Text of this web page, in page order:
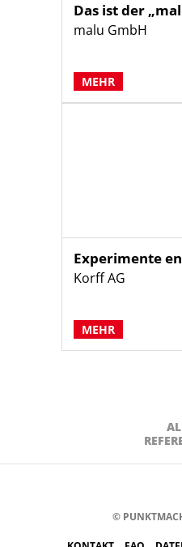
Das ist der
malu GmbH
MEHR
Experimente
Korff AG
MEHR
©